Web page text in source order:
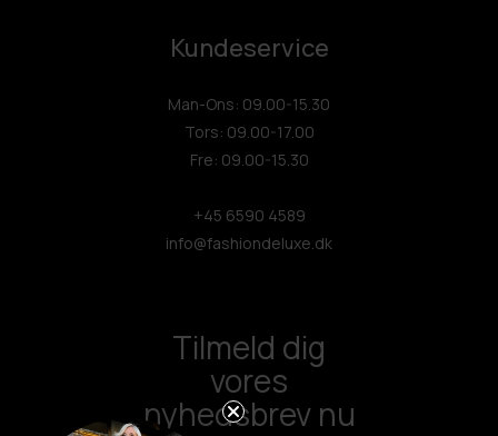
Kundeservice
Man-Ons: 09.00-15.30
Tors: 09.00-17.00
Fre: 09.00-15.30
+45 6590 4589
info@fashiondeluxe.dk
Tilmeld dig
vores
nyhedsbrev nu